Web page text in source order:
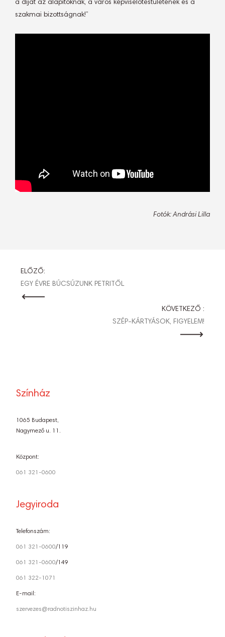
a díjat az alapítóknak, a város képviselőtestületének és a
szakmai bizottságnak!”
Fotók: Andrási Lilla
BEJEGYZÉS
NAVIGÁCIÓ
ELŐZŐ:
EGY ÉVRE BÚCSÚZUNK PETRITŐL
KÖVETKEZŐ :
SZÉP-KÁRTYÁSOK, FIGYELEM!
Színház
1065 Budapest,
Nagymező u. 11.
Központ:
061 321-0600
Jegyiroda
Telefonszám:
061 321-0600/119
061 321-0600/149
061 322-1071
E-mail:
szervezes@radnotiszinhaz.hu